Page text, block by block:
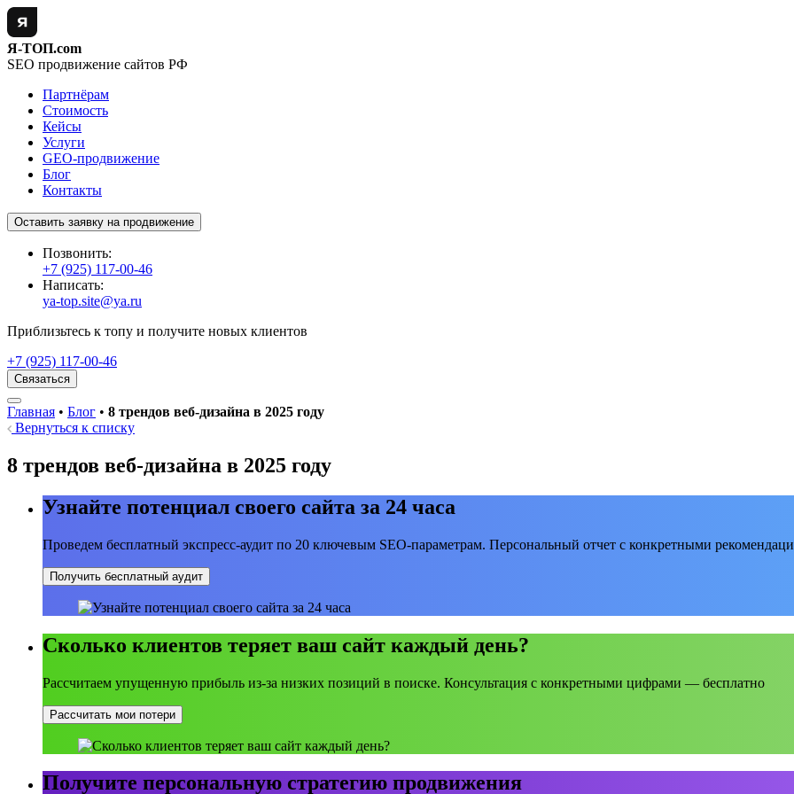
Я-ТОП.com
SEO продвижение сайтов РФ
Партнёрам
Стоимость
Кейсы
Услуги
GEO-продвижение
Блог
Контакты
Оставить заявку на продвижение
Позвонить:
+7 (925) 117-00-46
Написать:
ya-top.site@ya.ru
Приблизьтесь к топу и получите новых клиентов
+7 (925) 117-00-46
Связаться
Главная • Блог • 8 трендов веб-дизайна в 2025 году
Вернуться к списку
8 трендов веб-дизайна в 2025 году
Узнайте потенциал своего сайта за 24 часа
Проведем бесплатный экспресс-аудит по 20 ключевым SEO-параметрам. Персональный отчет с конкретными
Получить бесплатный аудит
Сколько клиентов теряет ваш сайт каждый день?
Рассчитаем упущенную прибыль из-за низких позиций в поиске. Консультация с конкретными цифрами — бесплатно
Рассчитать мои потери
Получите персональную стратегию продвижения